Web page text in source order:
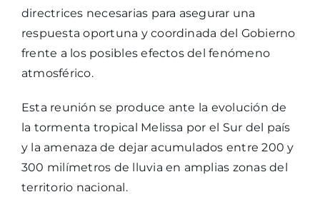
directrices necesarias para asegurar una
respuesta oportuna y coordinada del Gobierno
frente a los posibles efectos del fenómeno
atmosférico.
Esta reunión se produce ante la evolución de
la tormenta tropical Melissa por el Sur del país
y la amenaza de dejar acumulados entre 200 y
300 milímetros de lluvia en amplias zonas del
territorio nacional.